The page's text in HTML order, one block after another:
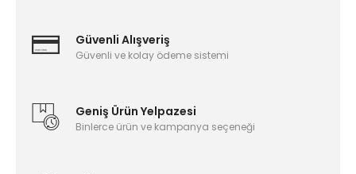
Güvenli Alışveriş
Güvenli ve kolay ödeme sistemi
Geniş Ürün Yelpazesi
Binlerce ürün ve kampanya seçeneği